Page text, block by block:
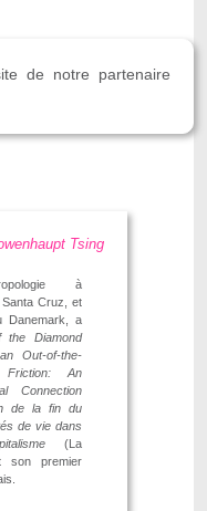
de notre partenaire
Tsing
à
Santa Cruz, et
Danemark, a
the Diamond
Out-of-the-
Friction: An
Connection
de la fin du
de vie dans
(La
son premier